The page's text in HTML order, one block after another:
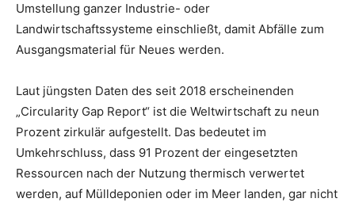
Umstellung ganzer Industrie- oder
Landwirtschaftssysteme einschließt, damit Abfälle zum
Ausgangsmaterial für Neues werden.
Laut jüngsten Daten des seit 2018 erscheinenden
„Circularity Gap Report“ ist die Weltwirtschaft zu neun
Prozent zirkulär aufgestellt. Das bedeutet im
Umkehrschluss, dass 91 Prozent der eingesetzten
Ressourcen nach der Nutzung thermisch verwertet
werden, auf Mülldeponien oder im Meer landen, gar nicht